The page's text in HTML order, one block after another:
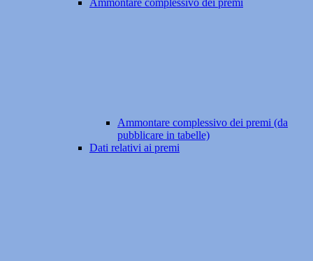
Ammontare complessivo dei premi
Ammontare complessivo dei premi (da
pubblicare in tabelle)
Dati relativi ai premi